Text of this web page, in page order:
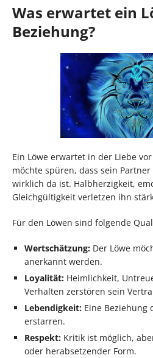
Was erwartet ein
Beziehung?
Ein Löwe erwartet in der Liebe
möchte spüren, dass sein
wirklich da ist. Halbherzigkeit,
Gleichgültigkeit verletzen ihn
Für den Löwen sind folgende
Wertschätzung: Der Löwe
anerkannt werden.
Loyalität: Heimlichkeit,
Verhalten zerstören sein
Lebendigkeit: Eine
erstarren.
Respekt: Kritik ist möglich,
oder herabsetzender Form.